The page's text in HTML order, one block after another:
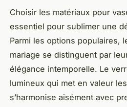
Choisir les matériaux pour
essentiel pour sublimer une
Parmi les options populaires,
mariage se distinguent par
élégance intemporelle. Le
lumineux qui met en valeur
s’harmonise aisément avec